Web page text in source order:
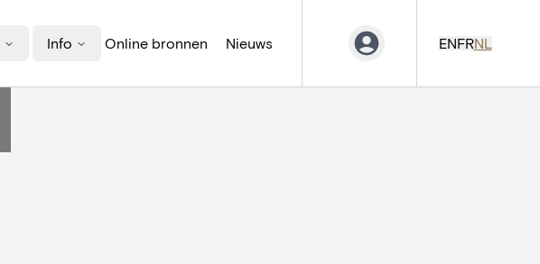
Info Online bronnen Nieuws ENFRNL